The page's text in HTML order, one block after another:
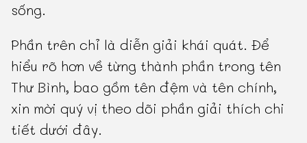
sống.
Phần trên chỉ là diễn giải khái quát. Để
hiểu rõ hơn về từng thành phần trong tên
Thư Bình, bao gồm tên đệm và tên chính,
xin mời quý vị theo dõi phần giải thích chi
tiết dưới đây.